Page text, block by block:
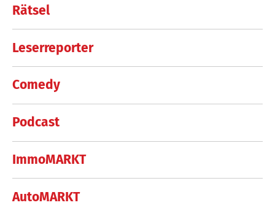
Rätsel
Leserreporter
Comedy
Podcast
ImmoMARKT
AutoMARKT